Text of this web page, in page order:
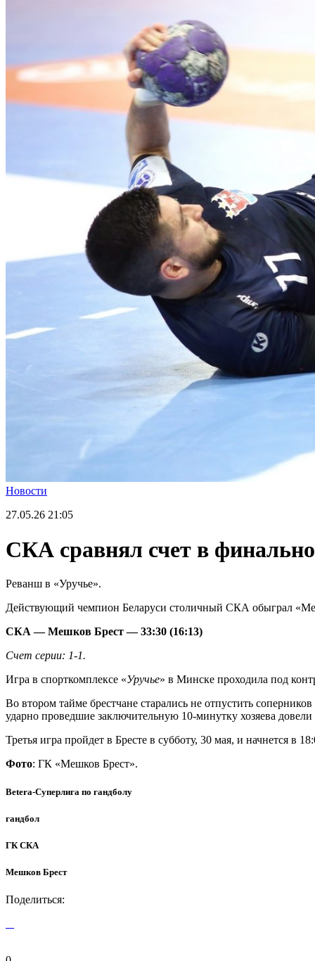
Новости
27.05.26 21:05
СКА сравнял счет в
Реванш в «Уручье».
Действующий чемпион Беларуси столичный СКА обыграл
СКА — Мешков Брест — 33:30 (16:13)
Счет серии: 1-1.
Игра в спорткомплексе «Уручье» в Минске проходила под
Во втором тайме брестчане старались не отпустить
ударно проведшие заключительную 10-минутку хозяева
Третья игра пройдет в Бресте в субботу, 30 мая, и начнется в
Фото: ГК «Мешков Брест».
Betera-Суперлига по гандболу
гандбол
ГК СКА
Мешков Брест
Поделиться: